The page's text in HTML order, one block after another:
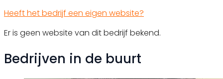
Heeft het bedrijf een eigen website?
Er is geen website van dit bedrijf bekend.
Bedrijven in de buurt